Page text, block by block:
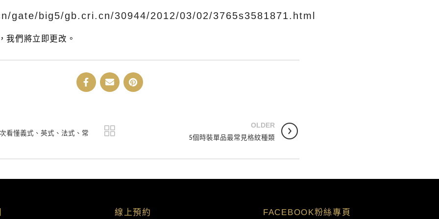
gate/big5/gb.cri.cn/30944/2012/03/02/3765s3581871.htm
我們將立即更改。
看懂義式、英式、法式、常
OLDER
5個時裝單品最常見格紋種類
線上預約 FACEBOOK粉絲專頁